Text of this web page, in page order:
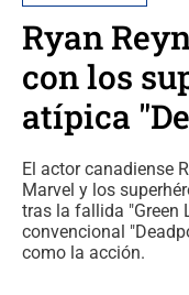
Ryan
con los
atípica
El actor canadiense
Marvel y los
tras la fallida "Green
convencional
como la acción.